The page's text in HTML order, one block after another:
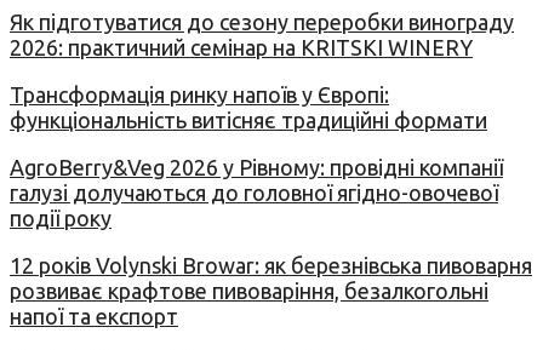
Як підготуватися до сезону переробки винограду
2026: практичний семінар на KRITSKI WINERY
Трансформація ринку напоїв у Європі:
функціональність витісняє традиційні формати
AgroBerry&Veg 2026 у Рівному: провідні компанії
галузі долучаються до головної ягідно-овочевої
події року
12 років Volynski Browar: як березнівська пивоварня
розвиває крафтове пивоваріння, безалкогольні
напої та експорт